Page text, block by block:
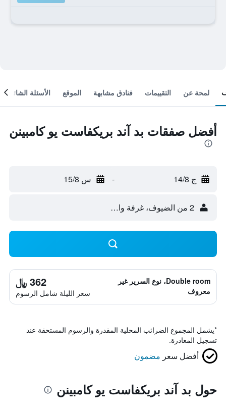
لمحة عن التقييمات فنادق مشابهة الموقع الأسئلة الشائعة
أفضل صفقات بد آند بريكفاست يو كامبينن
ج 14/8 - س 15/8
2 من الضيوف، غرفة واحدة
Double room، نوع السرير غير
معروف
362 ﷼
سعر الليلة شامل الرسوم
*يشمل المجموع الضرائب المحلية المقدرة والرسوم المستحقة عند
تسجيل المغادرة.
أفضل سعر مضمون
حول بد آند بريكفاست يو كامبينن